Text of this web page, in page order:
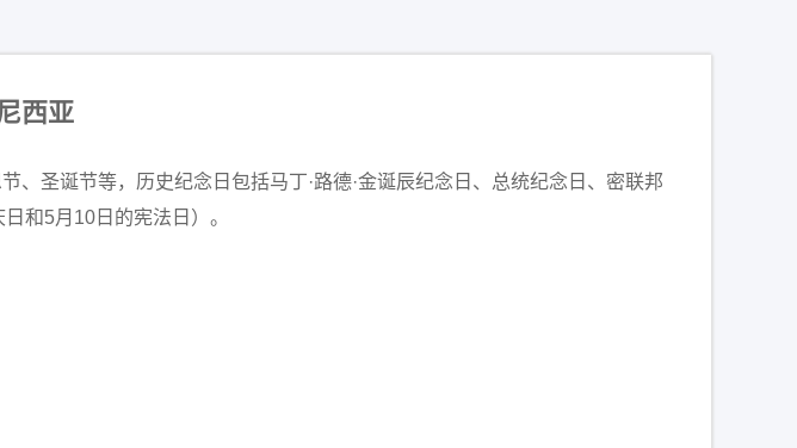
西亚
圣诞节等，历史纪念日包括马丁·路德·金诞辰纪念日、总统纪念日、密联邦
和5月10日的宪法日）。